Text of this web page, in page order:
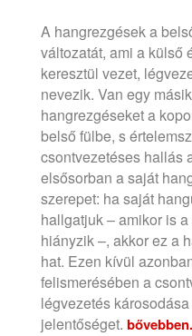
A hangrezgések a
változatát, ami a külső
keresztül vezet,
nevezik. Van egy
hangrezgéseket a
belső fülbe, s
csontvezetéses hallás
elsősorban a saját
szerepet: ha saját
hallgatjuk – amikor is
hiányzik –, akkor ez a
hat. Ezen kívül
felismerésében a
légvezetés
jelentőséget.